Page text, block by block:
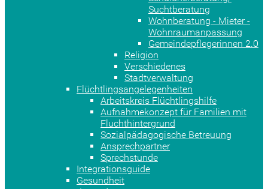
Suchtberatung
Wohnberatung - Mieter -
Wohnraumanpassung
Gemeindepflegerinnen 2.0
Religion
Verschiedenes
Stadtverwaltung
Flüchtlingsangelegenheiten
Arbeitskreis Flüchtlingshilfe
Aufnahmekonzept für Familien mit
Fluchthintergrund
Sozialpädagogische Betreuung
Ansprechpartner
Sprechstunde
Integrationsguide
Gesundheit